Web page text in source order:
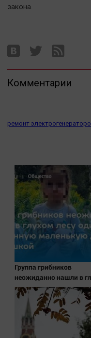
закона.
Комментарии
ремонт
Группа грибников
неожиданно нашли в
лесу одинокую
маленькую девочку с
игрушкой